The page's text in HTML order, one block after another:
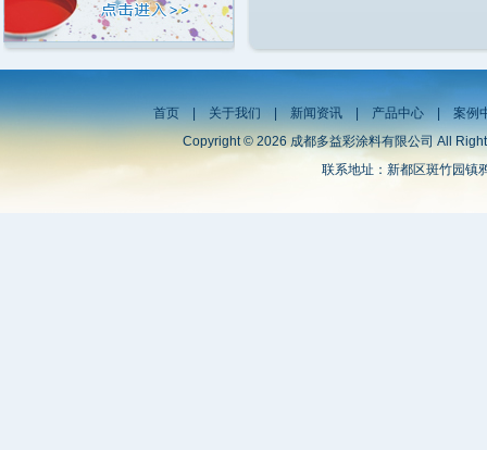
首页|关于我们 新闻资讯| 产品中心| 案例
Copyright © 2026 成都多益彩涂料有限公司 All
联系地址：新都区斑竹园